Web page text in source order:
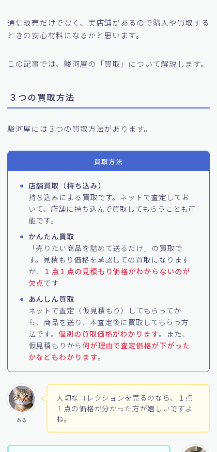
通信販売だけでなく、実店舗があるので購入や買取する
ときの安心材料になるかと思います。
この記事では、駿河屋の「買取」について解説します。
３つの買取方法
駿河屋には３つの買取方法があります。
買取方法
店舗買取（持ち込み）
持ち込みによる買取です。ネットで査定してお
いて、店舗に持ち込んで買取してもらうことも可
能です。
かんたん買取
「売りたい商品を詰めて送るだけ」の買取で
す。見積もり価格を承認しての買取になります
が、
１点１点の見積もり価格がわからないのが
欠点です
あんしん買取
ネットで査定（仮見積もり）してもらってか
ら、商品を送り、本査定後に買取してもらう方
法です。個別の買取価格がわかります。また、
仮見積もりから 何が理由で査定価格が下がった
かなどもわかります。
ある
大切なコレクションを売るのなら、１点
１点の価格が分かった方が嬉しいですよ
ね。